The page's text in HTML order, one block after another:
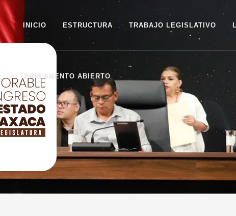
INICIO ESTRUCTURA TRABAJO LEGISLATIVO
PARLAMENTO ABIERTO